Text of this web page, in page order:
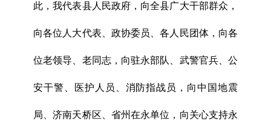
此，我代表县人民政府，向全县广大干部群众，
向各位人大代表、政协委员、各人民团体，向各
位老领导、老同志，向驻永部队、武警官兵、公
安干警、医护人员、消防指战员，向中国地震
局、济南天桥区、省州在永单位，向关心支持永